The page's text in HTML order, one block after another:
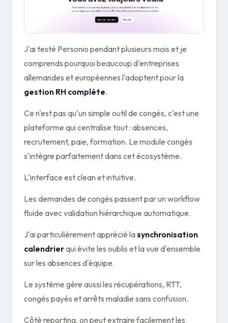
J'ai testé Personio pendant plusieurs mois et je
comprends pourquoi beaucoup d'entreprises
allemandes et européennes l'adoptent pour la
gestion RH complète.
Ce n'est pas qu'un simple outil de congés, c'est une
plateforme qui centralise tout : absences,
recrutement, paie, formation. Le module congés
s'intègre parfaitement dans cet écosystème.
L'interface est clean et intuitive.
Les demandes de congés passent par un workflow
fluide avec validation hiérarchique automatique.
J'ai particulièrement apprécié lasynchronisation
calendrierqui évite les oublis et la vue d'ensemble
sur les absences d'équipe.
Le système gère aussi les récupérations, RTT,
congés payés et arrêts maladie sans confusion.
Côté reporting, on peut extraire facilement les